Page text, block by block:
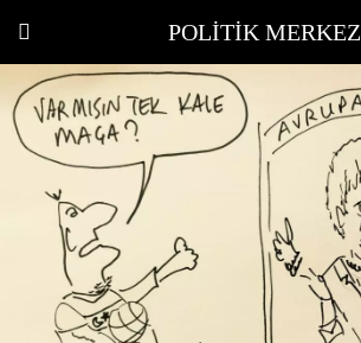
POLITIK MERKEZ